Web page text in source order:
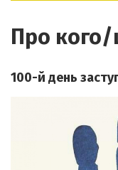
Про
100-й день